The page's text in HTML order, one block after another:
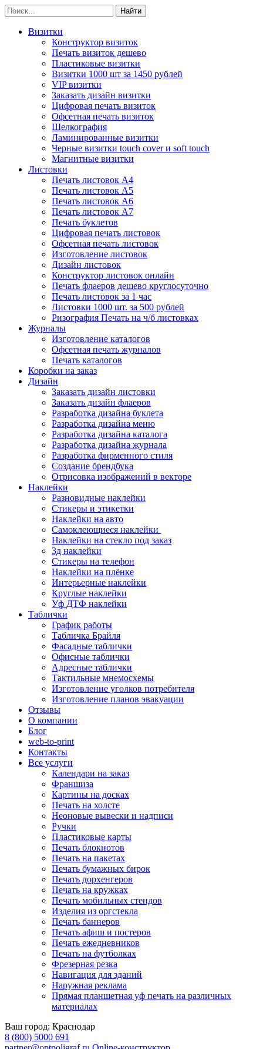
Визитки
Конструктор визиток
Печать визиток дешево
Пластиковые визитки
Визитки 1000 шт за 1450 рублей
VIP визитки
Заказать дизайн визитки
Цифровая печать визиток
Офсетная печать визиток
Шелкография
Ламинированные визитки
Черные визитки touch cover и soft touch
Магнитные визитки
Листовки
Печать листовок А4
Печать листовок А5
Печать листовок А6
Печать листовок А7
Печать буклетов
Цифровая печать листовок
Офсетная печать листовок
Изготовление листовок
Дизайн листовок
Конструктор листовок онлайн
Печать флаеров дешево круглосуточно
Печать листовок за 1 час
Листовки 1000 шт. за 500 рублей
Ризография Печать на ч/б листовках
Журналы
Изготовление каталогов
Офсетная печать журналов
Печать каталогов
Коробки на заказ
Дизайн
Заказать дизайн листовки
Заказать дизайн флаеров
Разработка дизайна буклета
Разработка дизайна меню
Разработка дизайна каталога
Разработка дизайна журнала
Разработка фирменного стиля
Создание брендбука
Отрисовка изображений в векторе
Наклейки
Разновидные наклейки
Стикеры и этикетки
Наклейки на авто
Самоклеющиеся наклейки
Наклейки на стекло под заказ
3д наклейки
Cтикеры на телефон
Наклейки на плёнке
Интерьерные наклейки
Круглые наклейки
Уф ДТФ наклейки
Таблички
График работы
Табличка Брайля
Фасадные таблички
Офисные таблички
Адресные таблички
Тактильные мнемосхемы
Изготовление уголков потребителя
Изготовление планов эвакуации
Отзывы
О компании
Блог
web-to-print
Контакты
Все услуги
Календари на заказ
Франшиза
Картины на досках
Печать на холсте
Неоновые вывески и надписи
Ручки
Пластиковые карты
Печать блокнотов
Печать на пакетах
Печать бумажных бирок
Печать дорхенгеров
Печать на кружках
Печать мобильных стендов
Изделия из оргстекла
Печать баннеров
Печать афиш и постеров
Печать ежедневников
Печать на футболках
Фрезерная резка
Навигация для зданий
Наружная реклама
Прямая планшетная уф печать на различных
материалах
Ваш город: Краснодар
8 (800) 5000 691